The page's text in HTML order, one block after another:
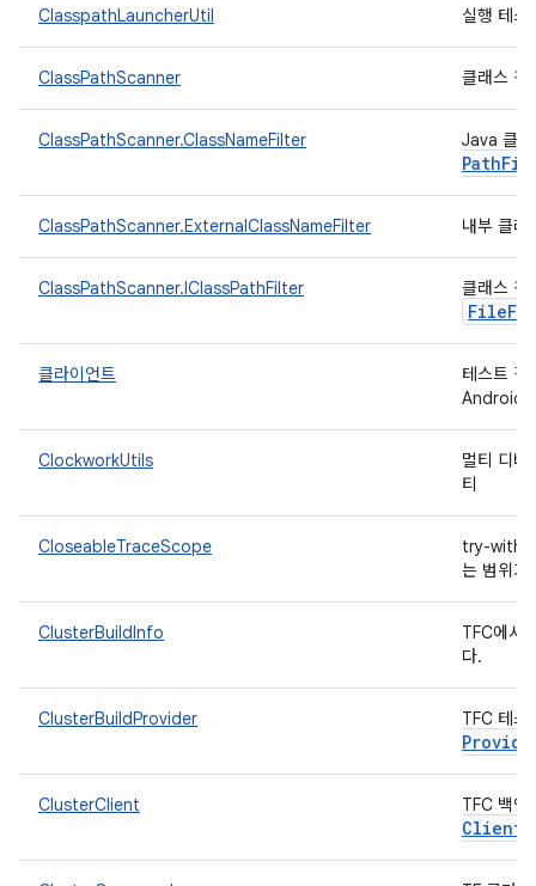
ClasspathLauncherUtil 실행 테스
ClassPathScanner 클래스 경
ClassPathScanner.ClassNameFilter Java 클
Path
ClassPathScanner.ExternalClassNameFilter 내부 클
ClassPathScanner.IClassPathFilter 클래스 경
클라이언트
테스트 결
Android
ClockworkUtils
멀티 디바
티
CloseableTraceScope
try-with-
는 범위가
ClusterBuildInfo
TFC에서
다.
ClusterBuildProvider TFC 테스
ClusterClient TFC 백엔
Client